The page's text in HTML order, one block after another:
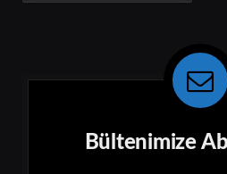
Bültenimize